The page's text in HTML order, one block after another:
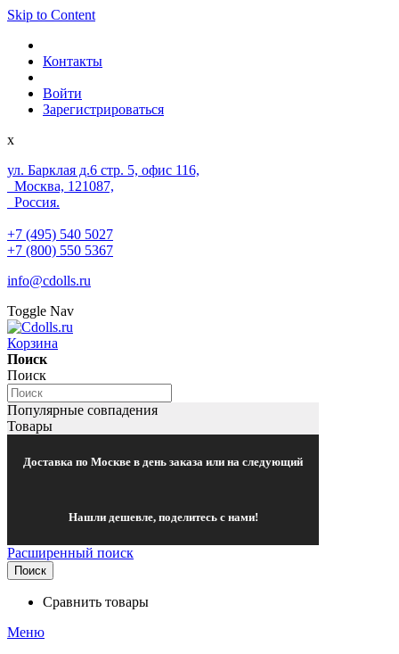
Skip to Content
Контакты
Войти
Зарегистрироваться
x
ул. Барклая д.6 стр. 5, офис 116,
Москва, 121087,
Россия.
+7 (495) 540 5027
+7 (800) 550 5367
info@cdolls.ru
Toggle Nav
Корзина
Поиск
Поиск
Популярные совпадения
Товары
Доставка по Москве в день заказа или на следующий
Нашли дешевле, поделитесь с нами!
Расширенный поиск
Поиск
Сравнить товары
Меню